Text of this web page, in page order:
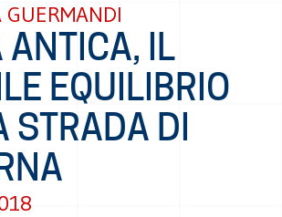
GUERMANDI
ANTICA, IL
EQUILIBRIO
STRADA DI